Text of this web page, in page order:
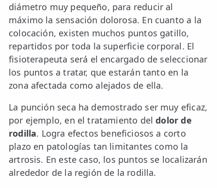
TRATAMIENTOS
✅ Punción Seca
✅ Ondas de Choque
✅ EPTE - EPI
ESTÉTICA
✨ Radiofrecuencia INDIBA
✨ Drenaje Linfático Manual
✨ Presoterapia
✨ Cicatrices y Estrías
diámetro muy pequeño, para reducir al
máximo la sensación dolorosa. En cuanto a la
colocación, existen muchos puntos gatillo,
repartidos por toda la superficie corporal. El
fisioterapeuta será el encargado de seleccionar
los puntos a tratar, que estarán tanto en la
zona afectada como alejados de ella.
La punción seca ha demostrado ser muy eficaz,
por ejemplo, en el tratamiento deldolor de
rodilla. Logra efectos beneficiosos a corto
plazo en patologías tan limitantes como la
artrosis. En este caso, los puntos se localizarán
alrededor de la región de la rodilla.